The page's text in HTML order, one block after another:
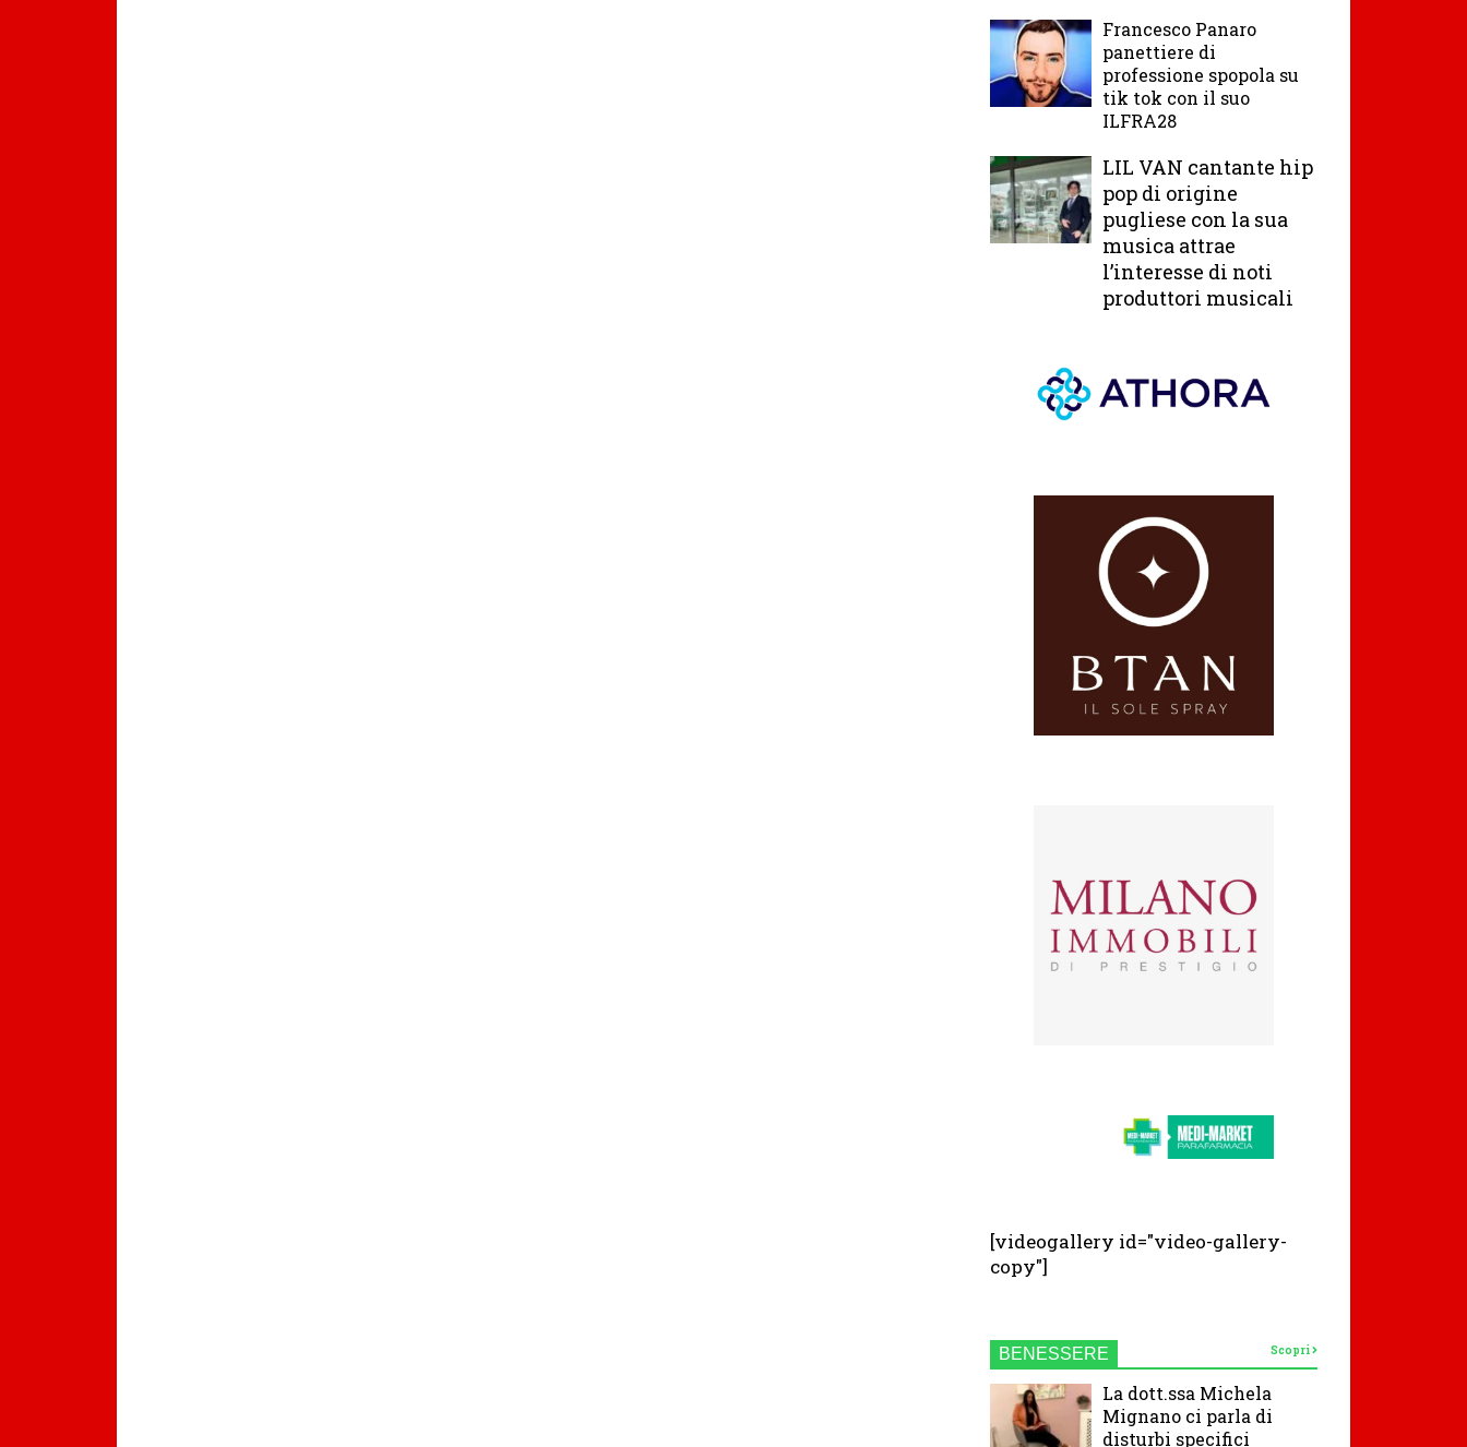
Francesco Panaro
panettiere di
professione spopola su
tik tok con il suo
ILFRA28
LIL VAN cantante hip
pop di origine
pugliese con la sua
musica attrae
l’interesse di noti
produttori musicali
[videogallery id="video-gallery-
copy"]
BENESSERE Scopri
La dott.ssa Michela
Mignano ci parla di
disturbi specifici